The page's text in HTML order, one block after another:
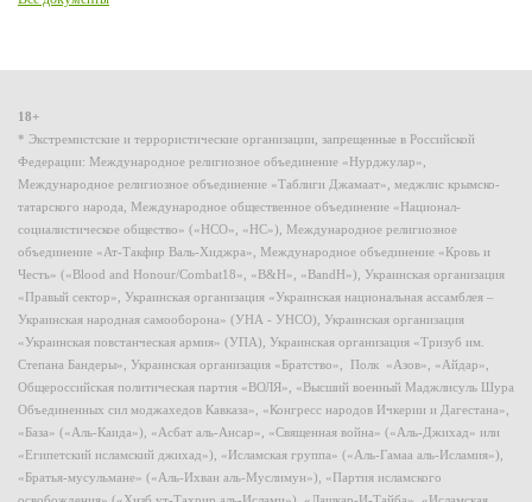
18+
* Экстремистские и террористические организации, запрещенные в Российской
Федерации: Международное религиозное объединение «Нурджулар»,
Международное религиозное объединение «Таблиги Джамаат», меджлис крымско-
татарского народа, Международное общественное объединение «Национал-
социалистическое общество» («НСО», «НС»), Международное религиозное
объединение «Ат-Такфир Валь-Хиджра», Международное объединение «Кровь и
Честь» («Blood and Honour/Combat18», «B&H», «BandH»), Украинская организация
«Правый сектор», Украинская организация «Украинская национальная ассамблея –
Украинская народная самооборона» (УНА - УНСО), Украинская организация
«Украинская повстанческая армия» (УПА), Украинская организация «Тризуб им.
Степана Бандеры», Украинская организация «Братство», Полк «Азов», «Айдар»,
Общероссийская политическая партия «ВОЛЯ», «Высший военный Маджлисуль Шура
Объединенных сил моджахедов Кавказа», «Конгресс народов Ичкерии и Дагестана»,
«База» («Аль-Каида»), «Асбат аль-Ансар», «Священная война» («Аль-Джихад» или
«Египетский исламский джихад»), «Исламская группа» («Аль-Гамаа аль-Исламия»),
«Братья-мусульмане» («Аль-Ихван аль-Муслимун»), «Партия исламского